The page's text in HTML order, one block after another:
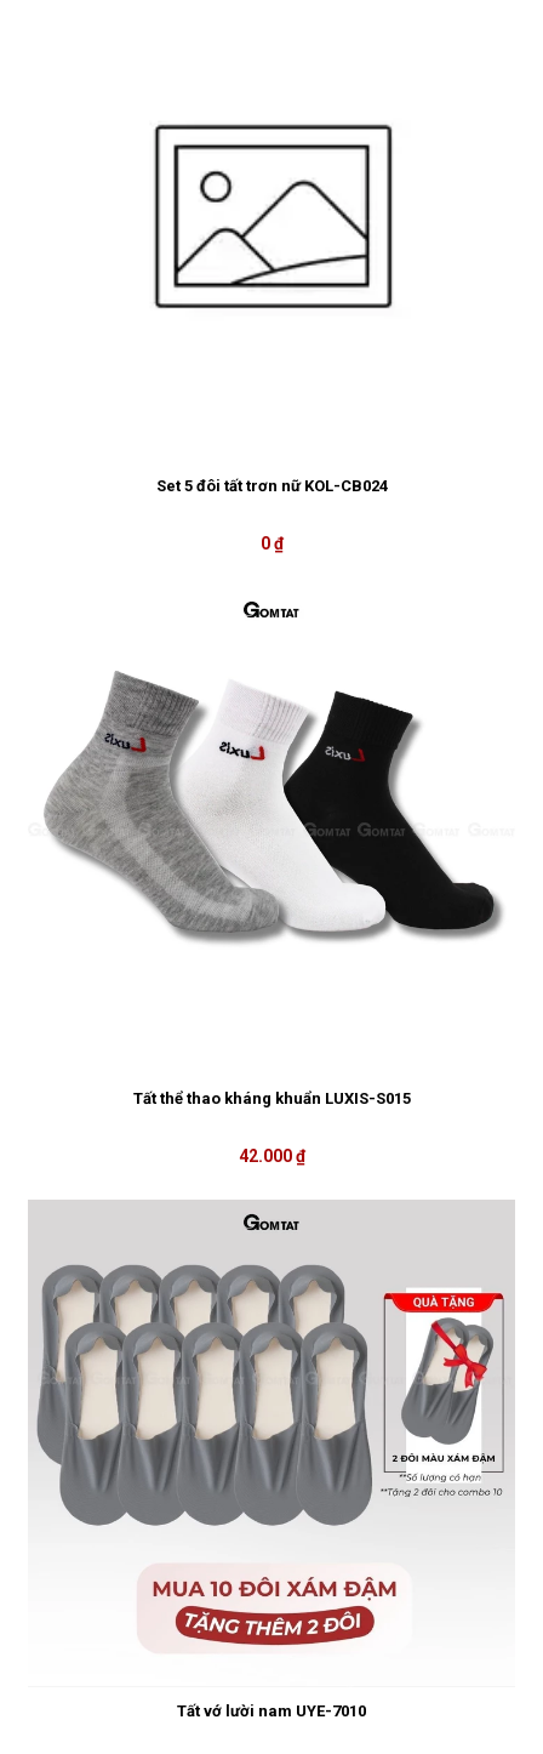
Set 5 đôi tất trơn nữ KOL-CB024
0 ₫
Tất thể thao kháng khuẩn LUXIS-S015
42.000 ₫
Tất vớ lười nam UYE-7010